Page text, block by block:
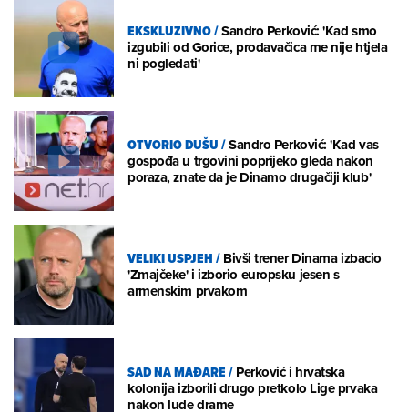
EKSKLUZIVNO/Sandro Perković: 'Kad smo
izgubili od Gorice, prodavačica me nije htjela
ni pogledati'
OTVORIO DUŠU/Sandro Perković: 'Kad vas
gospođa u trgovini poprijeko gleda nakon
poraza, znate da je Dinamo drugačiji klub'
VELIKI USPJEH/Bivši trener Dinama izbacio
'Zmajčeke' i izborio europsku jesen s
armenskim prvakom
SAD NA MAĐARE/Perković i hrvatska
kolonija izborili drugo pretkolo Lige prvaka
nakon lude drame